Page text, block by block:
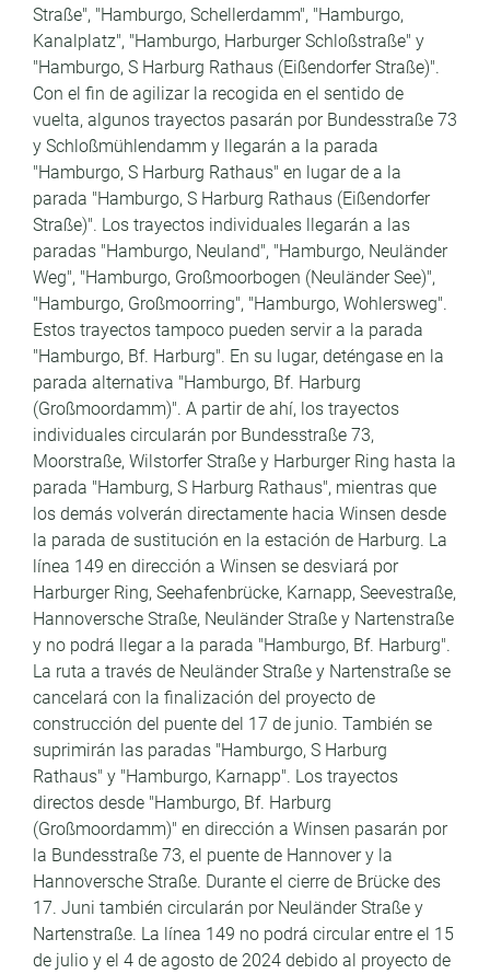
Straße", "Hamburgo, Schellerdamm", "Hamburgo,
Kanalplatz", "Hamburgo, Harburger Schloßstraße" y
"Hamburgo, S Harburg Rathaus (Eißendorfer Straße)".
Con el fin de agilizar la recogida en el sentido de
vuelta, algunos trayectos pasarán por Bundesstraße 73
y Schloßmühlendamm y llegarán a la parada
"Hamburgo, S Harburg Rathaus" en lugar de a la
parada "Hamburgo, S Harburg Rathaus (Eißendorfer
Straße)". Los trayectos individuales llegarán a las
paradas "Hamburgo, Neuland", "Hamburgo, Neuländer
Weg", "Hamburgo, Großmoorbogen (Neuländer See)",
"Hamburgo, Großmoorring", "Hamburgo, Wohlersweg".
Estos trayectos tampoco pueden servir a la parada
"Hamburgo, Bf. Harburg". En su lugar, deténgase en la
parada alternativa "Hamburgo, Bf. Harburg
(Großmoordamm)". A partir de ahí, los trayectos
individuales circularán por Bundesstraße 73,
Moorstraße, Wilstorfer Straße y Harburger Ring hasta la
parada "Hamburg, S Harburg Rathaus", mientras que
los demás volverán directamente hacia Winsen desde
la parada de sustitución en la estación de Harburg. La
línea 149 en dirección a Winsen se desviará por
Harburger Ring, Seehafenbrücke, Karnapp, Seevestraße,
Hannoversche Straße, Neuländer Straße y Nartenstraße
y no podrá llegar a la parada "Hamburgo, Bf. Harburg".
La ruta a través de Neuländer Straße y Nartenstraße se
cancelará con la finalización del proyecto de
construcción del puente del 17 de junio. También se
suprimirán las paradas "Hamburgo, S Harburg
Rathaus" y "Hamburgo, Karnapp". Los trayectos
directos desde "Hamburgo, Bf. Harburg
(Großmoordamm)" en dirección a Winsen pasarán por
la Bundesstraße 73, el puente de Hannover y la
Hannoversche Straße. Durante el cierre de Brücke des
17. Juni también circularán por Neuländer Straße y
Nartenstraße. La línea 149 no podrá circular entre el 15
de julio y el 4 de agosto de 2024 debido al proyecto de